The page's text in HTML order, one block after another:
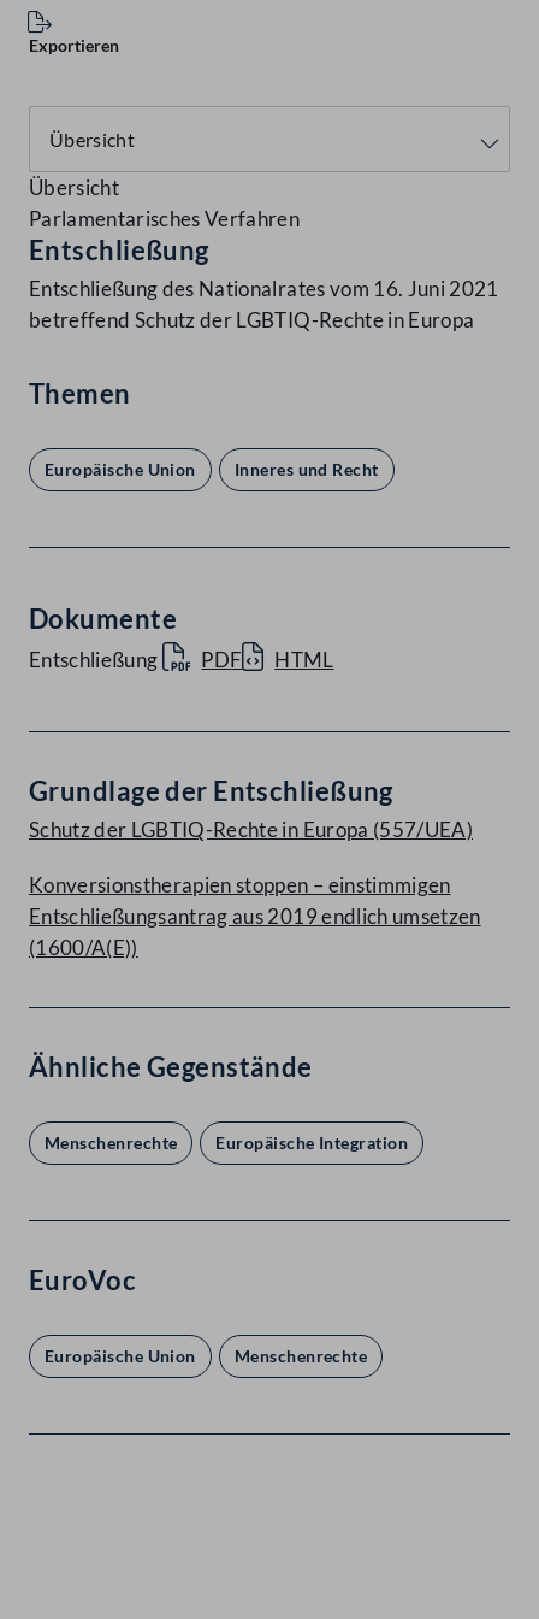
Exportieren
Übersicht
Parlamentarisches Verfahren
Entschließung
Entschließung des Nationalrates vom 16. Juni 2021
betreffend Schutz der LGBTIQ-Rechte in Europa
Themen
Europäische Union Inneres und Recht
Dokumente
Entschließung PDF HTML
Grundlage der Entschließung
Schutz der LGBTIQ-Rechte in Europa (557/UEA)
Konversionstherapien stoppen – einstimmigen
Entschließungsantrag aus 2019 endlich umsetzen
(1600/A(E))
Ähnliche Gegenstände
Menschenrechte Europäische Integration
EuroVoc
Europäische Union Menschenrechte